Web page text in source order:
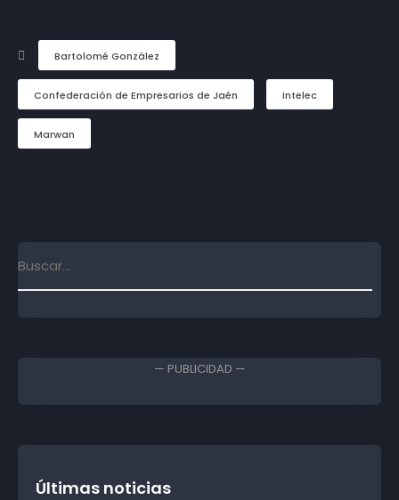
Bartolomé González
Confederación de Empresarios de Jaén Intelec
Marwan
— PUBLICIDAD —
Últimas noticias